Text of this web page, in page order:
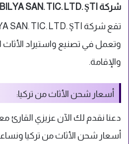
شركة AKM MOBILYA SAN. TIC. LTD. ŞTI:
وتعمل في تصنيع واستيراد الأثاث
والإقامة.
أسعار شحن الأثاث من تركيا:
دعنا نقدم لك الآن عزيزي
أسعار شحن الأثاث من تركيا